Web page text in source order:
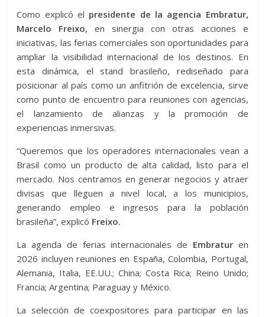
Como explicó el presidente de la agencia Embratur,
Marcelo Freixo, en sinergia con otras acciones e
iniciativas, las ferias comerciales son oportunidades para
ampliar la visibilidad internacional de los destinos. En
esta dinámica, el stand brasileño, rediseñado para
posicionar al país como un anfitrión de excelencia, sirve
como punto de encuentro para reuniones con agencias,
el lanzamiento de alianzas y la promoción de
experiencias inmersivas.
“Queremos que los operadores internacionales vean a
Brasil como un producto de alta calidad, listo para el
mercado. Nos centramos en generar negocios y atraer
divisas que lleguen a nivel local, a los municipios,
generando empleo e ingresos para la población
brasileña”, explicó Freixo.
La agenda de ferias internacionales de Embraturen
2026 incluyen reuniones en España, Colombia, Portugal,
Alemania, Italia, EE.UU.; China; Costa Rica; Reino Unido;
Francia; Argentina; Paraguay y México.
La selección de coexpositores para participar en las